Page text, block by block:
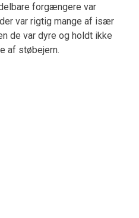
forgængere var
var rigtig mange af især
de var dyre og holdt ikke
af støbejern.